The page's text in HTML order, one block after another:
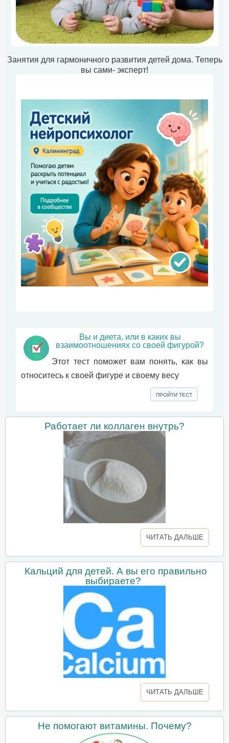
Занятия для гармоничного развития детей дома. Теперь
вы сами- эксперт!
Вы и диета, или в каких вы
взаимоотношениях со своей фигурой?
Этот тест поможет вам понять, как вы
относитесь к своей фигуре и своему весу
ПРОЙТИ ТЕСТ
Работает ли коллаген внутрь?
ЧИТАТЬ ДАЛЬШЕ
Кальций для детей. А вы его правильно
выбираете?
ЧИТАТЬ ДАЛЬШЕ
Не помогают витамины. Почему?